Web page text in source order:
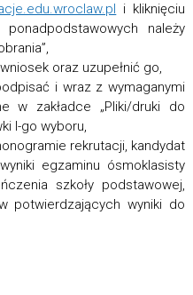
i kliknięciu
należy
oraz uzupełnić go,
i wraz z wymaganymi
w zakładce „Pliki/druki do
I-go wyboru,
rekrutacji, kandydat
egzaminu ósmoklasisty
szkoły podstawowej,
potwierdzających wyniki do